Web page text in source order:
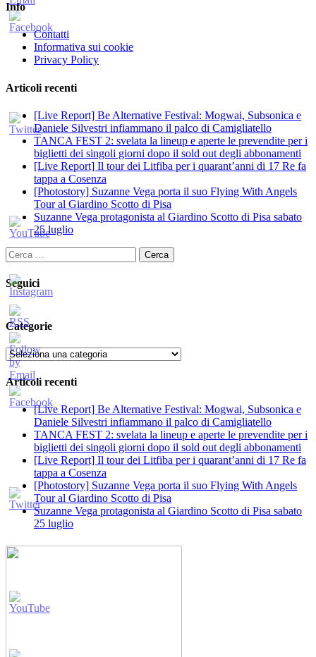
Info
Contatti
Informativa sui cookie
Privacy Policy
Articoli recenti
[Live Report] Be Alternative Festival: Mogwai, Subsonica e
Daniele Silvestri infiammano il palco di Camigliatello
TANCA FEST 2: svelata la lineup e aperte le prevendite per i
biglietti dei singoli giorni dopo il sold out degli abbonamenti
[Live Report] Il tour dei Litfiba per i quarant’anni di 17 Re fa
tappa a Cosenza
[Photostory] Suzanne Vega porta il suo Flying With Angels
Tour al Giardino Scotto di Pisa
Suzanne Vega protagonista al Giardino Scotto di Pisa sabato
25 luglio
Ricerca
per:
Seguici
Categorie
Categorie
Articoli recenti
[Live Report] Be Alternative Festival: Mogwai, Subsonica e
Daniele Silvestri infiammano il palco di Camigliatello
TANCA FEST 2: svelata la lineup e aperte le prevendite per i
biglietti dei singoli giorni dopo il sold out degli abbonamenti
[Live Report] Il tour dei Litfiba per i quarant’anni di 17 Re fa
tappa a Cosenza
[Photostory] Suzanne Vega porta il suo Flying With Angels
Tour al Giardino Scotto di Pisa
Suzanne Vega protagonista al Giardino Scotto di Pisa sabato
25 luglio